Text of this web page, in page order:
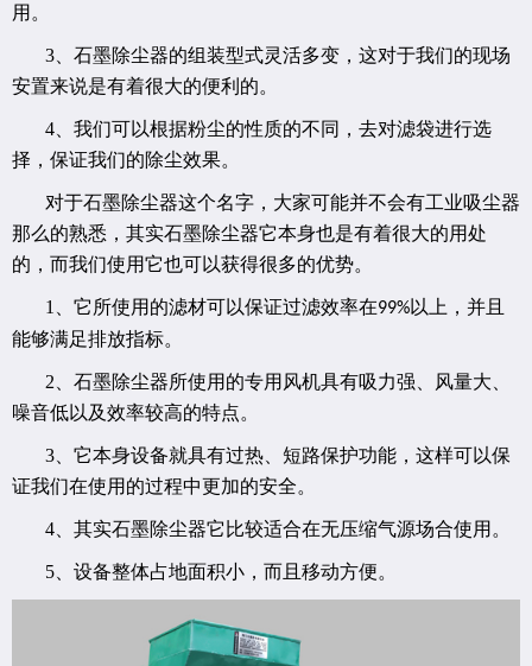
用。
3 、石墨除尘器的组装型式灵活多变，这对于我们的现场
安置来说是有着很大的便利的。
4 、我们可以根据粉尘的性质的不同，去对滤袋进行选
择，保证我们的除尘效果。
对于石墨除尘器这个名字，大家可能并不会有工业吸尘器
那么的熟悉，其实石墨除尘器它本身也是有着很大的用处
的，而我们使用它也可以获得很多的优势。
1 、它所使用的滤材可以保证过滤效率在99%以上，并且
能够满足排放指标。
2 、石墨除尘器所使用的专用风机具有吸力强、风量大、
噪音低以及效率较高的特点。
3 、它本身设备就具有过热、短路保护功能，这样可以保
证我们在使用的过程中更加的安全。
4 、其实石墨除尘器它比较适合在无压缩气源场合使用。
5 、设备整体占地面积小，而且移动方便。